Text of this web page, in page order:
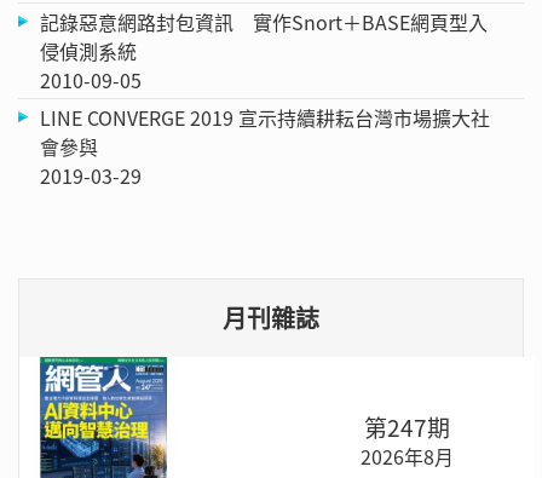
記錄惡意網路封包資訊 實作Snort＋BASE網頁型入
侵偵測系統
2010-09-05
LINE CONVERGE 2019 宣示持續耕耘台灣市場擴大社
會參與
2019-03-29
月刊雜誌
第247期
2026年8月